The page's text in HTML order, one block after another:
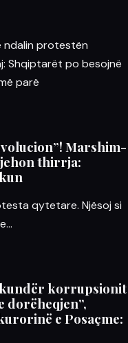
ndalin protestën
Shqiptarët po besojnë
parë
Marshim-
thirrja:
qytetare. Njësoj si
kundër korrupsionit
dorëheqjen”,
e Posaçme: